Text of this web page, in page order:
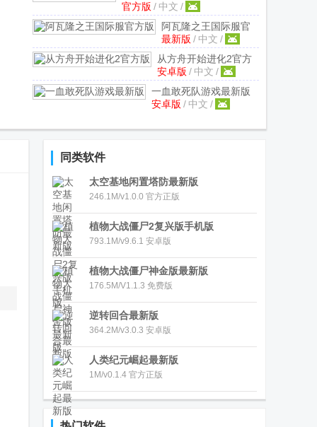
晓
(KOA:
Frost
&
内置
版
官方版 / 中文 /
阿瓦隆之王国际服官
方版v23.8.20 最新直
装版
最新版 / 中文 /
从方舟开始进化2官方
版v1.1 安卓版
安卓版 / 中文 /
一血敢死队游戏最新版
v1.6.873 安卓版
安卓版 / 中文 /
同类软件
太空基地闲置塔防最新版
246.1M/v1.0.0 官方正版
植物大战僵尸2复兴版手机版
793.1M/v9.6.1 安卓版
植物大战僵尸神金版最新版
176.5M/V1.1.3 免费版
逆转回合最新版
364.2M/v3.0.3 安卓版
人类纪元崛起最新版
1M/v0.1.4 官方正版